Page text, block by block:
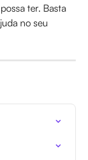
ter. Basta
no seu